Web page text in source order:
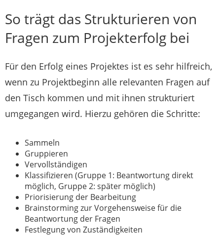
So trägt das Strukturieren von
Fragen zum Projekterfolg bei
Für den Erfolg eines Projektes ist es sehr hilfreich,
wenn zu Projektbeginn alle relevanten Fragen auf
den Tisch kommen und mit ihnen strukturiert
umgegangen wird. Hierzu gehören die Schritte:
Sammeln
Gruppieren
Vervollständigen
Klassifizieren (Gruppe 1: Beantwortung direkt
möglich, Gruppe 2: später möglich)
Priorisierung der Bearbeitung
Brainstorming zur Vorgehensweise für die
Beantwortung der Fragen
Festlegung von Zuständigkeiten